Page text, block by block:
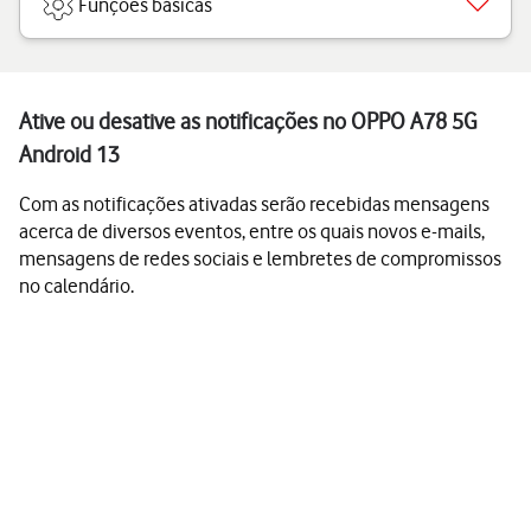
Funções básicas
Ative ou desative as notificações no OPPO A78 5G
Android 13
Com as notificações ativadas serão recebidas mensagens
acerca de diversos eventos, entre os quais novos e-mails,
mensagens de redes sociais e lembretes de compromissos
no calendário.